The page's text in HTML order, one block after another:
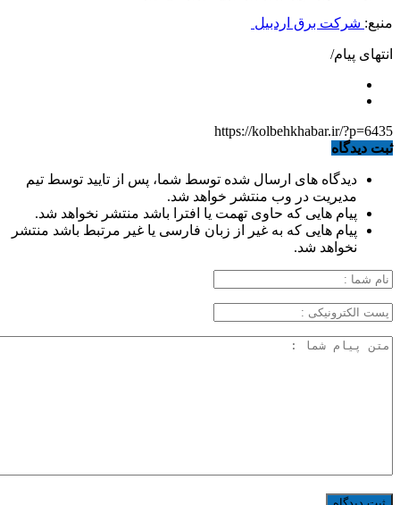
منبع: شرکت برق اردبیل
انتهای پیام/
https://kolbehkhabar.ir/?p=6435
ثبت دیدگاه
دیدگاه های ارسال شده توسط شما، پس از تایید توسط تیم
مدیریت در وب منتشر خواهد شد.
پیام هایی که حاوی تهمت یا افترا باشد منتشر نخواهد شد.
پیام هایی که به غیر از زبان فارسی یا غیر مرتبط باشد منتشر
نخواهد شد.